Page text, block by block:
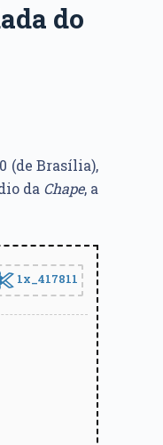
do
(de Brasília),
da Chape, a
1x_417811